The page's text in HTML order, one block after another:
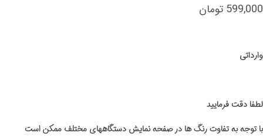
599,000 تومان
وارداتی
لطفا دقت فرمایید
با توجه به تفاوت رنگ ها در صفحه نمایش دستگاههای مختلف ممکن است